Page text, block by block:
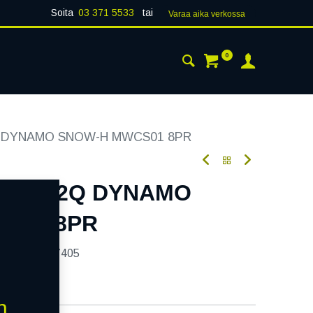
Soita 03 371 5533 tai Varaa aika verk​​​​ossa
0
SNOW-H MWCS01 8PR
102Q DYNAMO
8PR
237405